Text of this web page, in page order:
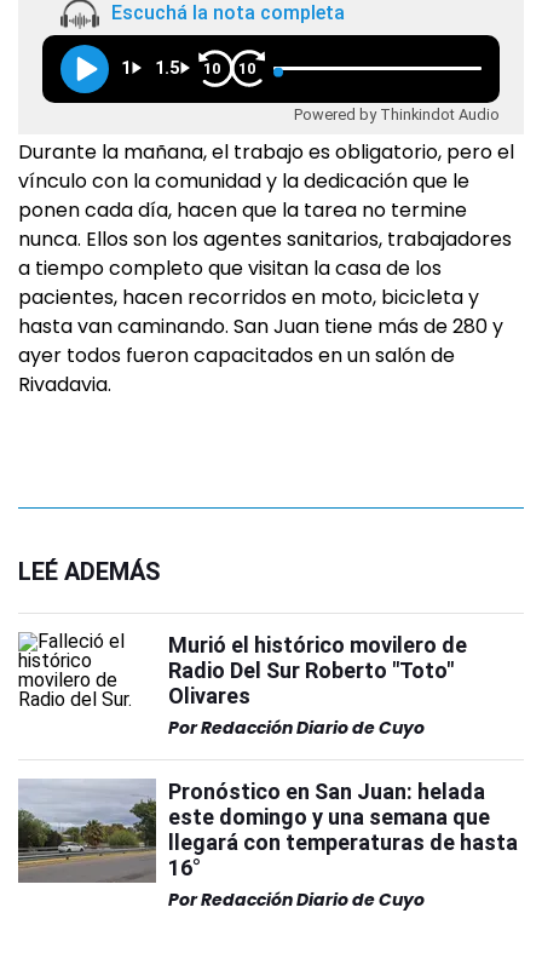
Escuchá la nota completa
1 1.5 10 10
Powered by Thinkindot Audio
Durante la mañana, el trabajo es obligatorio, pero el
vínculo con la comunidad y la dedicación que le
ponen cada día, hacen que la tarea no termine
nunca. Ellos son los agentes sanitarios, trabajadores
a tiempo completo que visitan la casa de los
pacientes, hacen recorridos en moto, bicicleta y
hasta van caminando. San Juan tiene más de 280 y
ayer todos fueron capacitados en un salón de
Rivadavia.
LEÉ ADEMÁS
Murió el histórico movilero de
Radio Del Sur Roberto "Toto"
Olivares
PorRedacción Diario de Cuyo
Pronóstico en San Juan: helada
este domingo y una semana que
llegará con temperaturas de hasta
16°
PorRedacción Diario de Cuyo